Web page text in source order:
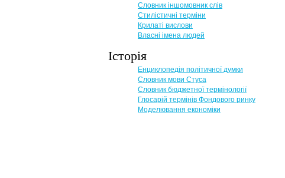
Словник іншомовник слів
Стилістичні терміни
Крилаті вислови
Власні імена людей
Історія
Енциклопедія політичної думки
Словник мови Стуса
Словник бюджетної термінології
Глосарій термінів Фондового ринку
Моделювання економіки